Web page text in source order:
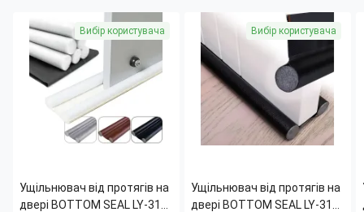
Вибір користувача
Ущільнювач від протягів на
двері BOTTOM SEAL LY-315,
Вибір користувача
Ущільнювач від протягів на
двері BOTTOM SEAL LY-315,